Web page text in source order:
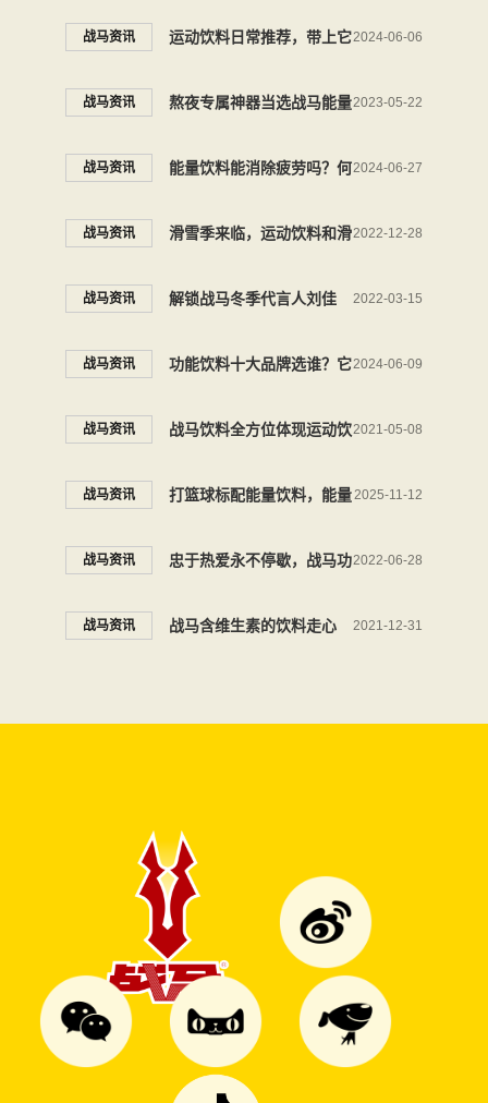
战马资讯 运动饮料日常推荐，带上它
准备制霸篮球场
2024-06-06
战马资讯 熬夜专属神器当选战马能量
型维生素饮料，让精彩不容
2023-05-22
战马资讯 能量饮料能消除疲劳吗？何
不试试战马呢
2024-06-27
战马资讯 滑雪季来临，运动饮料和滑
雪运动并肩雪山之巅
2022-12-28
战马资讯 解锁战马冬季代言人刘佳
宇，重新定义超乎你的能量
2022-03-15
战马资讯 功能饮料十大品牌选谁？它
在户外露营悄然出圈
2024-06-09
战马资讯 战马饮料全方位体现运动饮
料的功能，让能量随行
2021-05-08
战马资讯 打篮球标配能量饮料，能量
续航就选战马能量饮料
2025-11-12
战马资讯 忠于热爱永不停歇，战马功
能饮料开启青春征程
2022-06-28
战马资讯 战马含维生素的饮料走心 2021-12-31